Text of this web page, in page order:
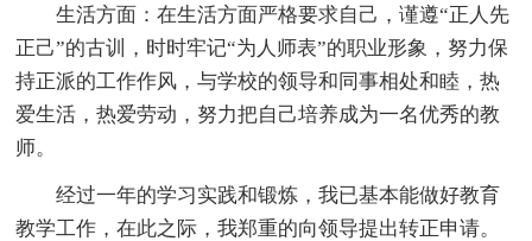
生活方面：在生活方面严格要求自己，谨遵“正人先
正己”的古训，时时牢记“为人师表”的职业形象，努力保
持正派的工作作风，与学校的领导和同事相处和睦，热
爱生活，热爱劳动，努力把自己培养成为一名优秀的教
师。
经过一年的学习实践和锻炼，我已基本能做好教育
教学工作，在此之际，我郑重的向领导提出转正申请。